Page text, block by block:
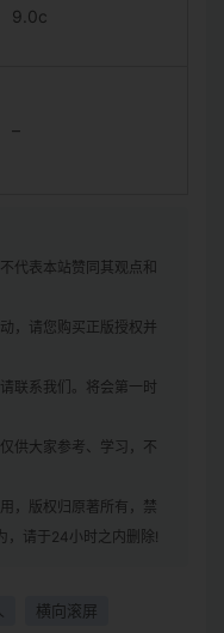
9.0c
–
代表本站赞同其观点和
，请您购买正版授权并
联系我们。将会第一时
供大家参考、学习，不
，版权归原著所有，禁
，请于24小时之内删除!
横向滚屏